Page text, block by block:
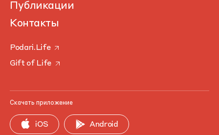
Публикации
Контакты
Podari.Life
Gift of Life
Скачать приложение
iOS Android